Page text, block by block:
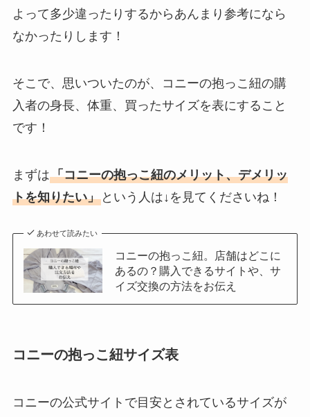
よって多少違ったりするからあんまり参考になら
なかったりします！
そこで、思いついたのが、コニーの抱っこ紐の購
入者の身長、体重、買ったサイズを表にすること
です！
まずは「コニーの抱っこ紐のメリット、デメリッ
トを知りたい」という人は↓を見てくださいね！
あわせて読みたい
コニーの抱っこ紐。店舗はどこに
あるの？購入できるサイトや、サ
イズ交換の方法をお伝え
コニーの抱っこ紐サイズ表
コニーの公式サイトで目安とされているサイズが